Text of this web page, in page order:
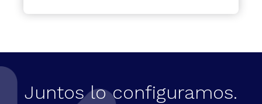
Juntos lo configuramos.